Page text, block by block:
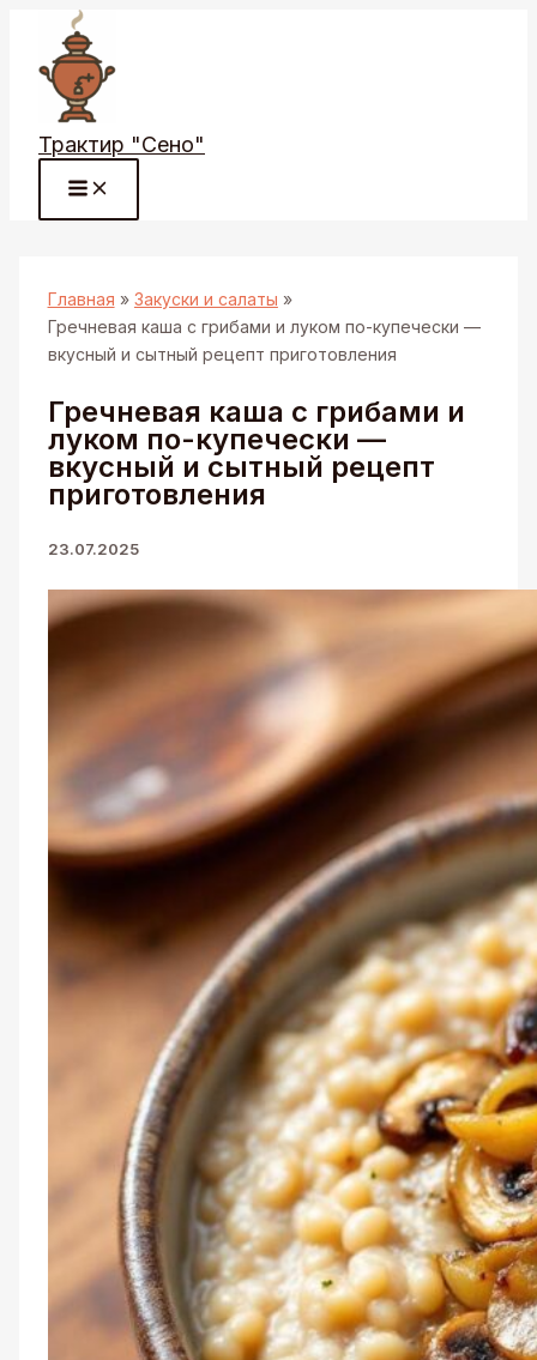
Перейти
содержимому
Трактир "Сено"
Главная
Закуски и салаты
Гречневая каша с грибами и луком по-купечески —
вкусный и сытный рецепт приготовления
Гречневая каша с грибами и
луком по-купечески —
вкусный и сытный рецепт
приготовления
23.07.2025